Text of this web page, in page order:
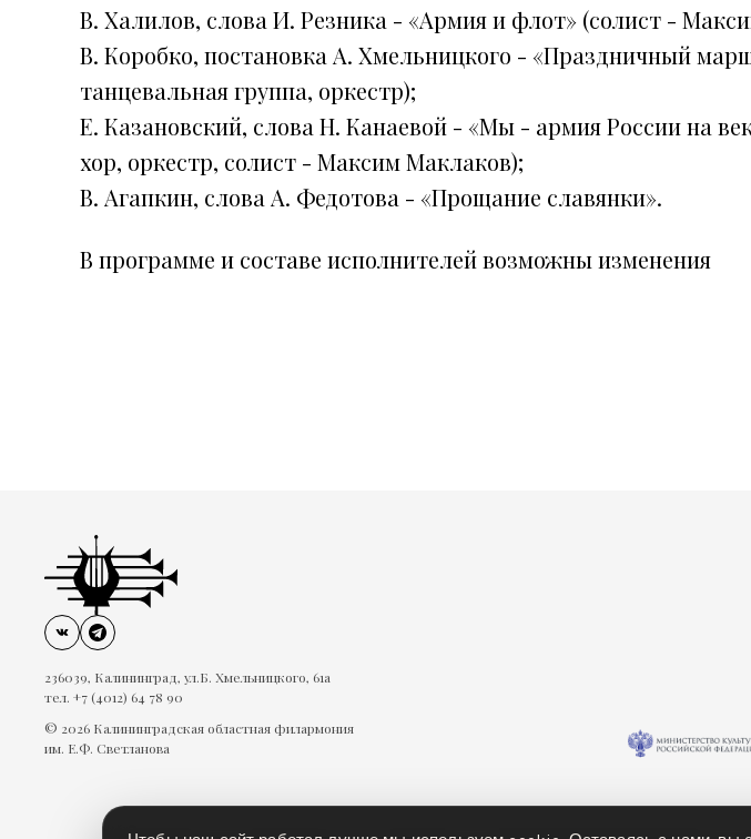
В. Халилов, слова И. Резника - «Армия и флот» (солист -
В. Коробко, постановка А. Хмельницкого - «Праздничный
танцевальная группа, оркестр);
Е. Казановский, слова Н. Канаевой - «Мы - армия России на
хор, оркестр, солист - Максим Маклаков);
В. Агапкин, слова А. Федотова - «Прощание славянки».
В программе и составе исполнителей возможны изменения
236039, Калининград, ул.Б. Хмельницкого, 61а
тел. +7 (4012) 64 78 90
© 2026 Калининградская областная филармония
им. Е.Ф. Светланова